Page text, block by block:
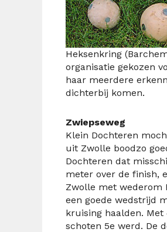
Heksenkring
organisatie gekozen
haar meerdere
dichterbij komen.
Zwiepseweg
Klein Dochteren
uit Zwolle boodzo
Dochteren dat
meter over de finish,
Zwolle met wederom
een goede wedstrijd
kruising haalden.
schoten 5e werd. De